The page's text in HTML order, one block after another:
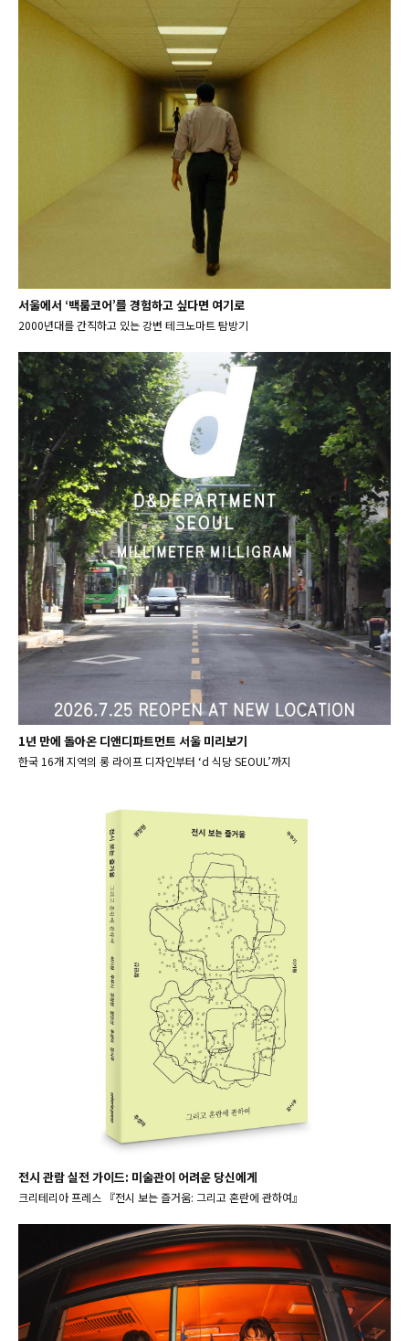
서울에서 ‘백룸코어’를 경험하고 싶다면 여기로
2000년대를 간직하고 있는 강변 테크노마트 탐방기
1년 만에 돌아온 디앤디파트먼트 서울 미리보기
한국 16개 지역의 롱 라이프 디자인부터 ‘d 식당 SEOUL’까지
전시 관람 실전 가이드: 미술관이 어려운 당신에게
크리테리아 프레스 『전시 보는 즐거움: 그리고 혼란에 관하여』